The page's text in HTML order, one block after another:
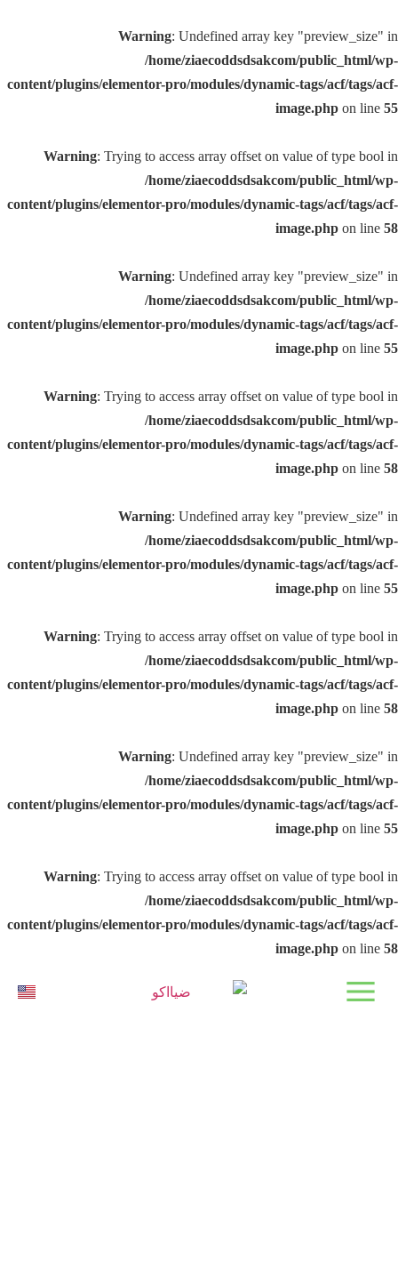
Warning: Undefined array key "preview_size" in
/home/ziaecoddsdsakcom/public_html/wp-
content/plugins/elementor-pro/modules/dynamic-tags/acf/tags/acf-
image.php on line 55
Warning: Trying to access array offset on value of type bool in
/home/ziaecoddsdsakcom/public_html/wp-
content/plugins/elementor-pro/modules/dynamic-tags/acf/tags/acf-
image.php on line 58
Warning: Undefined array key "preview_size" in
/home/ziaecoddsdsakcom/public_html/wp-
content/plugins/elementor-pro/modules/dynamic-tags/acf/tags/acf-
image.php on line 55
Warning: Trying to access array offset on value of type bool in
/home/ziaecoddsdsakcom/public_html/wp-
content/plugins/elementor-pro/modules/dynamic-tags/acf/tags/acf-
image.php on line 58
Warning: Undefined array key "preview_size" in
/home/ziaecoddsdsakcom/public_html/wp-
content/plugins/elementor-pro/modules/dynamic-tags/acf/tags/acf-
image.php on line 55
Warning: Trying to access array offset on value of type bool in
/home/ziaecoddsdsakcom/public_html/wp-
content/plugins/elementor-pro/modules/dynamic-tags/acf/tags/acf-
image.php on line 58
Warning: Undefined array key "preview_size" in
/home/ziaecoddsdsakcom/public_html/wp-
content/plugins/elementor-pro/modules/dynamic-tags/acf/tags/acf-
image.php on line 55
Warning: Trying to access array offset on value of type bool in
/home/ziaecoddsdsakcom/public_html/wp-
content/plugins/elementor-pro/modules/dynamic-tags/acf/tags/acf-
image.php on line 58